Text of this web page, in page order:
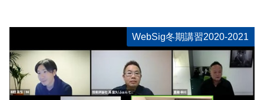
WebSig冬期講習2020-2021